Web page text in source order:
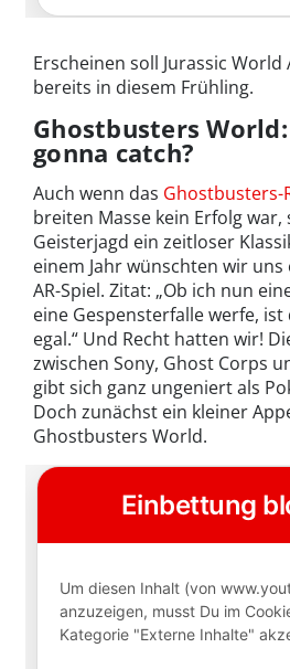
Erscheinen soll Jurassic
bereits in diesem Frühling.
Ghostbusters
gonna catch?
Auch wenn das Ghostbusters-
breiten Masse kein Erfolg
Geisterjagd ein zeitloser
einem Jahr wünschten wir
AR-Spiel. Zitat: „Ob ich nun
eine Gespensterfalle werfe,
egal.“ Und Recht hatten wir!
zwischen Sony, Ghost Corps
gibt sich ganz ungeniert als
Doch zunächst ein kleiner
Ghostbusters World.